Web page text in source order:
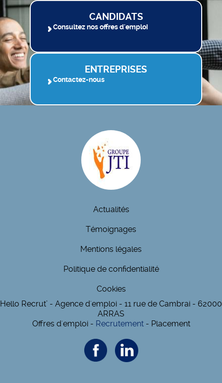
CANDIDATS
Consultez nos offres d'emploi
ENTREPRISES
Contactez-nous
Actualités
Témoignages
Mentions légales
Politique de confidentialité
Cookies
Hello Recrut’ - Agence d'emploi - 11 rue de Cambrai - 62000
ARRAS
Offres d'emploi - Recrutement- Placement